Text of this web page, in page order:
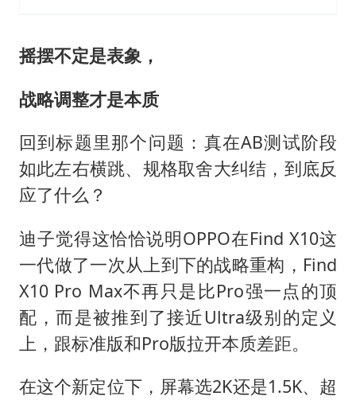
摇摆不定是表象，
战略调整才是本质
回到标题里那个问题：真在AB测试阶段
如此左右横跳、规格取舍大纠结，到底反
应了什么？
迪子觉得这恰恰说明OPPO在Find X10这
一代做了一次从上到下的战略重构，Find
X10 Pro Max不再只是比Pro强一点的顶
配，而是被推到了接近Ultra级别的定义
上，跟标准版和Pro版拉开本质差距。
在这个新定位下，屏幕选2K还是1.5K、超